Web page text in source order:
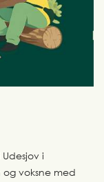
i
voksne med